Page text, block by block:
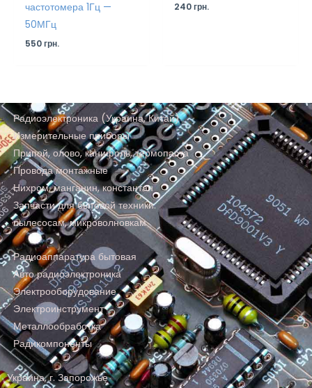
частотомера 1Гц —
50МГц
550грн.
240грн.
Радиоэлектроника (Украина, Китай)
Измерительные приборы
Припой, олово, канифоль, термопаста
Провода монтажные
Нихром, манганин, константан
Запчасти для бытовой техники:
пылесосам, микроволновкам
Радиоаппаратура бытовая
Авто радиоэлектроника
Электрооборудование
Электроинструмент
Металлообработка
Радикомпоненты
Украина, г. Запорожье